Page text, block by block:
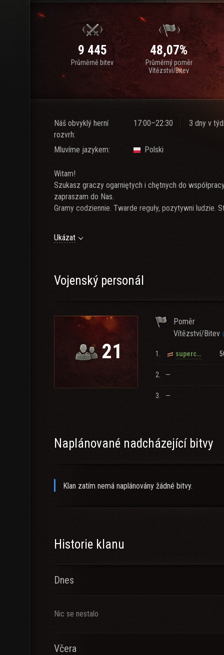
9 445
Průměrně bitev
48,07%
Průměrný poměr
Vítězství/Bitev
Náš obvyklý herní
rozvrh:
17:00–22:30 3 dny v
Mluvíme jazykem: Polski
Witam!
Szukasz graczy ogarniętych i chętnych do
zapraszam do Nas.
Gramy codziennie. Twarde reguły, pozytywni ludzie.
Wymagania:
- wiek min. 16 lat
- komunikator TeamSpeak3 (obowiązkowo) Klan
- przynajmniej 1 tier X.
Przyjmujemy na czas próbny - utrzymają się jedynie
Ukázat
Vojenský personál
21
Poměr
Vítězství/Bitev
1. supercybran
2. —
3. —
Naplánované nadcházející bitvy
Klan zatím nemá naplánovány žádné bitvy.
Historie klanu
Dnes
Nic se nestalo
Včera